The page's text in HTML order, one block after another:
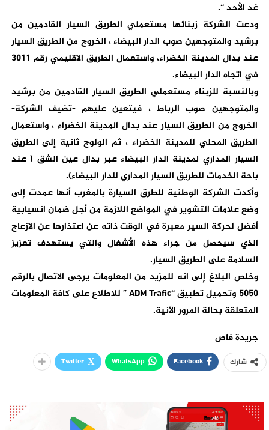
غد الأحد “.
ودعت الشركة زبنائها مستعملي الطريق السيار القادمين من
برشيد والمتوجهين صوب الدار البيضاء ، الخروج من الطريق السيار
عند بدال المدينة الخضراء، واستعمال الطريق الاقليمي رقم 3011
في اتجاه الدار البيضاء.
وبالنسبة للزبناء مستعملي الطريق السيار القادمين من برشيد
والمتوجهين صوب الرباط ، فيتعين عليهم -تضيف الشركة-
الخروج من الطريق السيار عند بدال المدينة الخضراء ، واستعمال
الطريق المحلي للمدينة الخضراء ، ثم الولوج ثانية إلى الطريق
السيار المداري لمدينة الدار البيضاء عبر بدال عين الشق ( عند
باحة الخدمات للطريق السيار المداري للدار البيضاء).
وأكدت الشركة الوطنية للطرق السيارة بالمغرب أنها عمدت إلى
وضع علامات التشوير في المواضع اللازمة من أجل ضمان انسيابية
أفضل لحركة السير معبرة في الوقت ذاته عن اعتذارها عن الازعاج
الذي سيحصل من جراء هذه الأشغال والتي يستهدف تعزيز
السلامة على الطريق السيار.
وخلص البلاغ إلى انه للمزيد من المعلومات يرجى الاتصال بالرقم
5050 وتحميل تطبيق “ADM Trafic ” للاطلاع على كافة المعلومات
المتعلقة بحالة المرور الآنية.
جريدة فاص
شارك Facebook
WhatsApp
Twitter